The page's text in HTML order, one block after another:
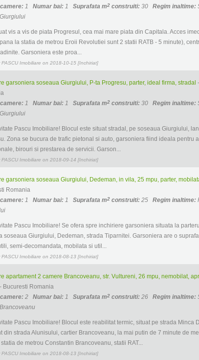
1 Numar bai:1 Suprafata m2construiti:30 Regim inaltime:
vis a vis de piata Progresul, cea mai mare piata din Capitala. Acces
la statia de metrou Eroii Revolutiei sunt 2 statii RATB - 5 minute),
Garsoniera este proa...
Imobiliare on 2018-10-15 [Inchiriat]
garsoniera soseaua Giurgiului, P-ta Progresu, parter, ideal firma, stradal
1 Numar bai:1 Suprafata m2construiti:30 Regim inaltime:
Pascu Imobiliare! Blocul este situat stradal, pe soseaua Giurgiului,
Zona se bucura de trafic pietonal si auto, garsoniera fiind ideala pentru
birouri si prestarea de servicii. Garson...
Imobiliare on 2018-09-14 [Inchiriat]
garsoniera soseaua Giurgiului, Dedeman, in vila, 25 mpu, parter,
Romania
1 Numar bai:1 Suprafata m2construiti:25 Regim inaltime:
Pascu Imobiliare! Se ofera spre inchiriere garsoniera situata la
soseaua Giurgiului, Dedeman, strada Tiparnitei. Garsoniera are o
semi-decomandata, mobilata si util...
Imobiliare on 2018-08-13 [Inchiriat]
apartament 2 camere Brancoveanu, str. Vultureni, 26 mpu, nemobilat,
- Bucuresti Romania
2 Numar bai:1 Suprafata m2construiti:26 Regim inaltime:
Pascu Imobiliare! Blocul este reabilitat termic, situat pe strada Minca
din strada Alunisului, cartier Brancoveanu, la mai putin de 7 minute de
de metrou Constantin Brancoveanu, statii RAT...
Imobiliare on 2018-08-13 [Inchiriat]